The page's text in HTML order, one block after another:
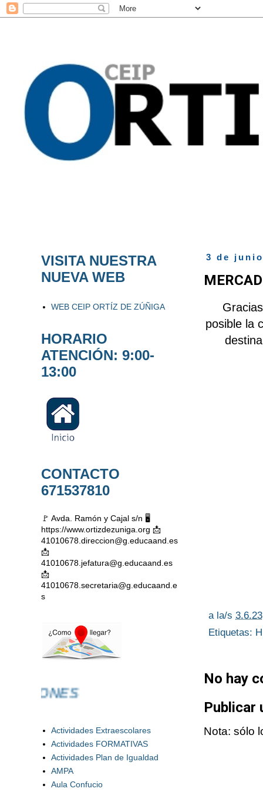
3 de
posible la
a la/s 3.6.23
Etiquetas:
No hay
Publicar
Nota: sólo
VISITA NUESTRA
NUEVA WEB
WEB CEIP ORTÍZ DE ZÚÑIGA
HORARIO
ATENCIÓN: 9:00-
13:00
CONTACTO
671537810
🚩 Avda. Ramón y Cajal s/n 🖥️
https://www.ortizdezuniga.org 📩
41010678.direccion@g.educaand.es
📩
41010678.jefatura@g.educaand.es
📩
41010678.secretaria@g.educaand.e
s
Actividades Extraescolares
Actividades FORMATIVAS
Actividades Plan de Igualdad
AMPA
Aula Confucio